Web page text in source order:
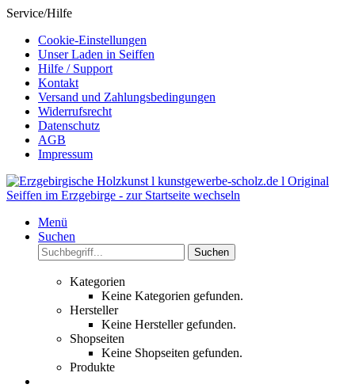
Service/Hilfe
Cookie-Einstellungen
Unser Laden in Seiffen
Hilfe / Support
Kontakt
Versand und Zahlungsbedingungen
Widerrufsrecht
Datenschutz
AGB
Impressum
Menü
Suchen
Suchen
Kategorien
Keine Kategorien gefunden.
Hersteller
Keine Hersteller gefunden.
Shopseiten
Keine Shopseiten gefunden.
Produkte